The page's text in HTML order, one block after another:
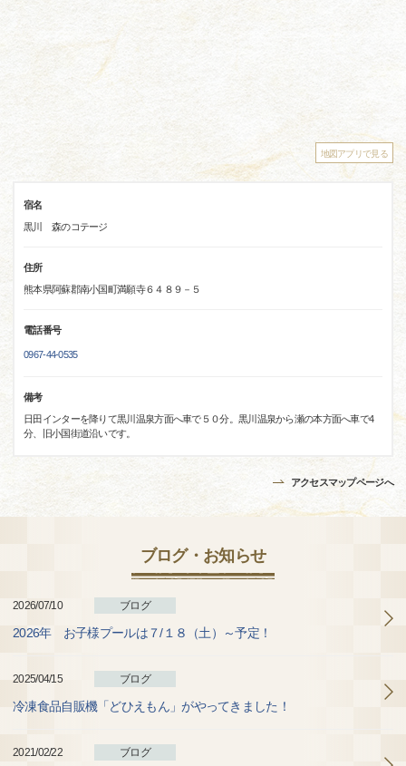
地図アプリで見る
宿名
黒川 森のコテージ
住所
熊本県阿蘇郡南小国町満願寺６４８９－５
電話番号
0967-44-0535
備考
日田インターを降りて黒川温泉方面へ車で５０分。黒川温泉から瀬の本方面へ車で4
分、旧小国街道沿いです。
アクセスマップページへ
ブログ・お知らせ
2026/07/10 ブログ
2026年 お子様プールは７/１８（土）～予定！
2025/04/15 ブログ
冷凍食品自販機「どひえもん」がやってきました！
2021/02/22 ブログ